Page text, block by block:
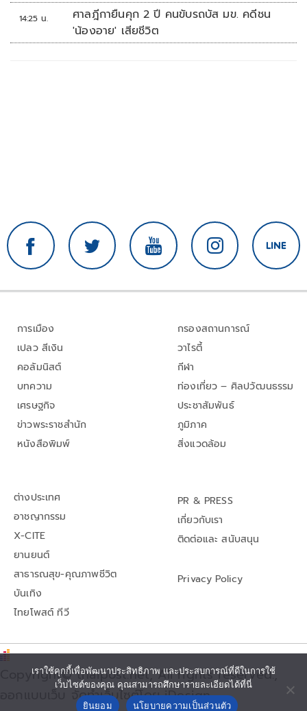
14:25 น.
ศาลฎีกายืนคุก 2 ปี คนขับรถบัส มข. คดีชน
'น้องอาย' เสียชีวิต
การเมือง
เปลว สีเงิน
คอลัมนิสต์
บทความ
เศรษฐกิจ
ข่าวพระราชสำนัก
หนังสือพิมพ์
กรองสถานการณ์
วาไรตี้
กีฬา
ท่องเที่ยว – ศิลปวัฒนธรรม
ประชาสัมพันธ์
ภูมิภาค
สิ่งแวดล้อม
ต่างประเทศ
อาชญากรรม
X-CITE
ยานยนต์
สาธารณสุข-คุณภาพชีวิต
บันเทิง
ไทยโพสต์ ทีวี
PR & PRESS
เกี่ยวกับเรา
ติดต่อและ สนับสนุน
Privacy Policy
Copyright© thaipost.net, All rights reserved.,
ออกแบบเว็บ จัดทำเว็บไซต์โดย iDesign
เราใช้คุกกี้เพื่อพัฒนาประสิทธิภาพ และประสบการณ์ที่ดีในการใช้
เว็บไซต์ของคุณ คุณสามารถศึกษารายละเอียดได้ที่นี่
ยินยอม
นโยบายความเป็นส่วนตัว